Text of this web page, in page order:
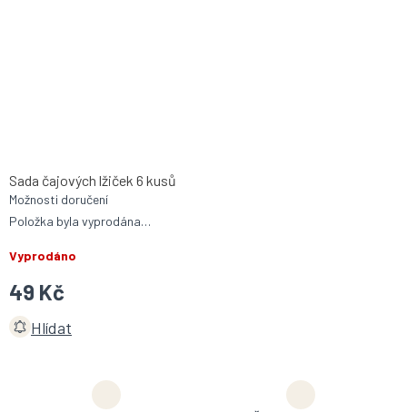
49 Kč
Vyprodáno
Možnosti doručení
Položka byla vyprodána…
Sada čajových lžiček 6 kusů
Hlídat